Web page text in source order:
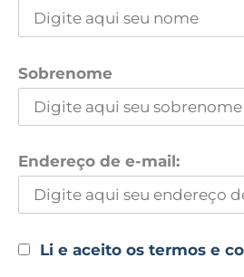
Sobrenome
Endereço de e-mail:
Li e aceito os termos e